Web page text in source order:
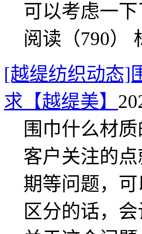
可以考虑一
阅读（790）
[越缇纺织动态]
求【越缇美】
围巾什么材
客户关注的
期等问题，
区分的话，